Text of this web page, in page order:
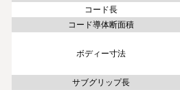
コード長
コード導体断面積
ボディー寸法
サブグリップ長